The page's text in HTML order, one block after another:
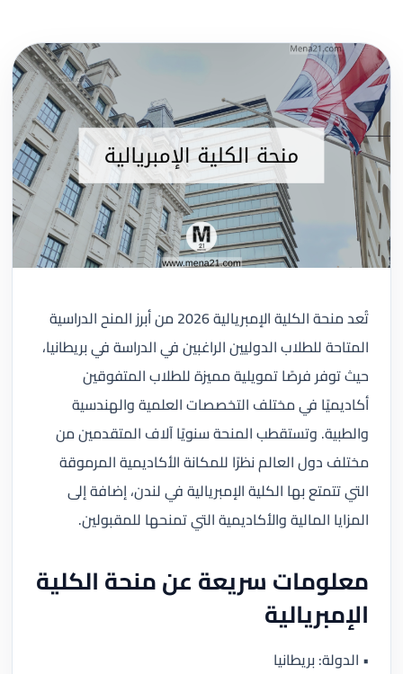
تُعد منحة الكلية الإمبريالية 2026 من أبرز المنح الدراسية
المتاحة للطلاب الدوليين الراغبين في الدراسة في بريطانيا،
حيث توفر فرصًا تمويلية مميزة للطلاب المتفوقين
أكاديميًا في مختلف التخصصات العلمية والهندسية
والطبية. وتستقطب المنحة سنويًا آلاف المتقدمين من
مختلف دول العالم نظرًا للمكانة الأكاديمية المرموقة
التي تتمتع بها الكلية الإمبريالية في لندن، إضافة إلى
المزايا المالية والأكاديمية التي تمنحها للمقبولين.
معلومات سريعة عن منحة الكلية
الإمبريالية
• الدولة: بريطانيا